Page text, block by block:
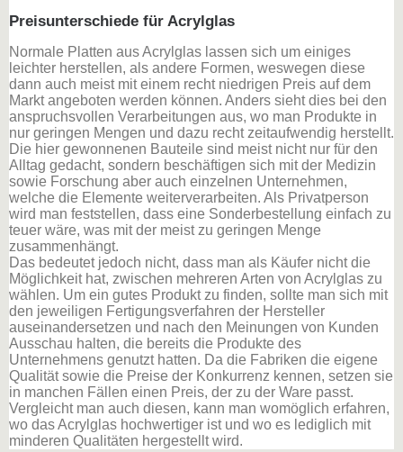
Preisunterschiede für Acrylglas
Normale Platten aus Acrylglas lassen sich um einiges
leichter herstellen, als andere Formen, weswegen diese
dann auch meist mit einem recht niedrigen Preis auf dem
Markt angeboten werden können. Anders sieht dies bei den
anspruchsvollen Verarbeitungen aus, wo man Produkte in
nur geringen Mengen und dazu recht zeitaufwendig herstellt.
Die hier gewonnenen Bauteile sind meist nicht nur für den
Alltag gedacht, sondern beschäftigen sich mit der Medizin
sowie Forschung aber auch einzelnen Unternehmen,
welche die Elemente weiterverarbeiten. Als Privatperson
wird man feststellen, dass eine Sonderbestellung einfach zu
teuer wäre, was mit der meist zu geringen Menge
zusammenhängt.
Das bedeutet jedoch nicht, dass man als Käufer nicht die
Möglichkeit hat, zwischen mehreren Arten von Acrylglas zu
wählen. Um ein gutes Produkt zu finden, sollte man sich mit
den jeweiligen Fertigungsverfahren der Hersteller
auseinandersetzen und nach den Meinungen von Kunden
Ausschau halten, die bereits die Produkte des
Unternehmens genutzt hatten. Da die Fabriken die eigene
Qualität sowie die Preise der Konkurrenz kennen, setzen sie
in manchen Fällen einen Preis, der zu der Ware passt.
Vergleicht man auch diesen, kann man womöglich erfahren,
wo das Acrylglas hochwertiger ist und wo es lediglich mit
minderen Qualitäten hergestellt wird.